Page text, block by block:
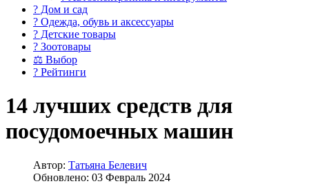
? Дом и сад
? Одежда, обувь и аксессуары
? Детские товары
? Зоотовары
⚖ Выбор
? Рейтинги
14 лучших средств для
посудомоечных машин
Автор: Татьяна Белевич
Обновлено: 03 Февраль 2024